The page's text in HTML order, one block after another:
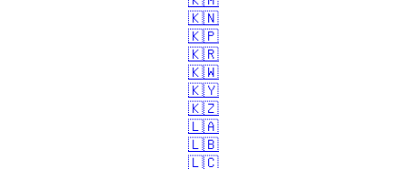
🇰🇳
🇰🇵
🇰🇷
🇰🇼
🇰🇾
🇰🇿
🇱🇦
🇱🇧
🇱🇨